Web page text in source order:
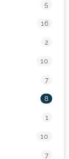
5
16
2
10
7
8
1
10
7